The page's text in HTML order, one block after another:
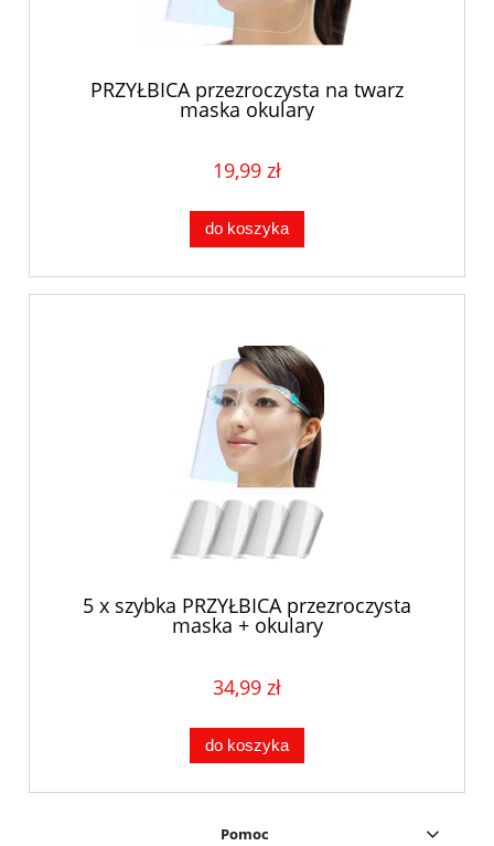
PRZYŁBICA przezroczysta na twarz
maska okulary
19,99 zł
do koszyka
5 x szybka PRZYŁBICA przezroczysta
maska + okulary
34,99 zł
do koszyka
Pomoc